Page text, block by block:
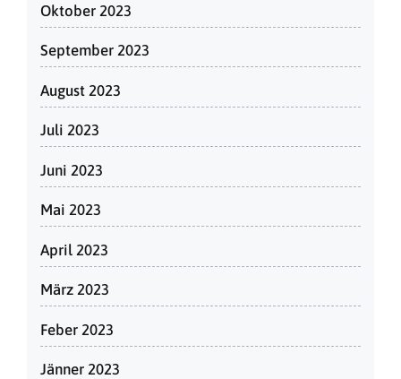
Oktober 2023
September 2023
August 2023
Juli 2023
Juni 2023
Mai 2023
April 2023
März 2023
Feber 2023
Jänner 2023